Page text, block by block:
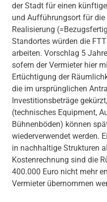
der Stadt für einen
und Aufführungsort für die
Realisierung
Standortes würden die
arbeiten. Vorschlag 5
sofern der Vermieter hier
Ertüchtigung der
die im ursprünglichen
Investitionsbeträge
(technisches Equipment,
Bühnenböden) können
wiederverwendet werden.
in nachhaltige Strukturen
Kostenrechnung sind die
400.000 Euro nicht mehr
Vermieter übernommen